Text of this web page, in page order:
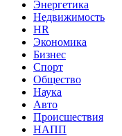
Энергетика
Недвижимость
HR
Экономика
Бизнес
Спорт
Общество
Наука
Авто
Происшествия
НАПП